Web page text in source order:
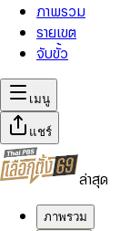
ภาพรวม
รายเขต
จับขั้ว
เมนู
แชร์
ล่าสุด
ภาพรวม